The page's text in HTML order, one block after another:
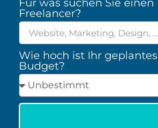
Für was suchen Sie einen
Freelancer?
Wie hoch ist Ihr geplantes
Budget?